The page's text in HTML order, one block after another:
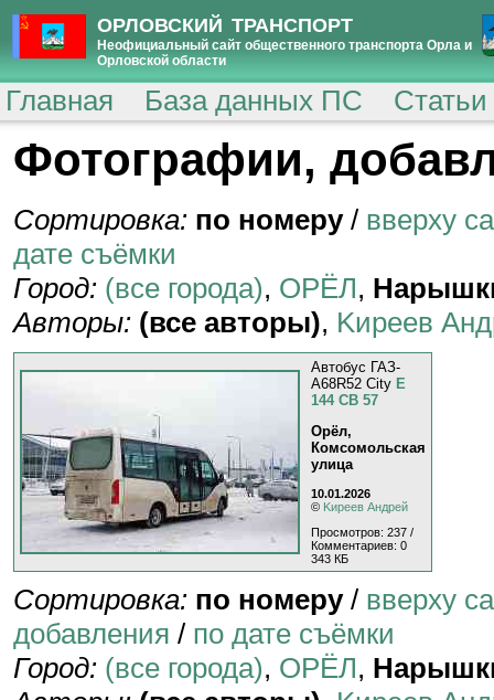
ОРЛОВСКИЙ ТРАНСПОРТ
Неофициальный сайт общественного транспорта Орла и
Орловской области
Главная База данных ПС
Фотографии,
Сортировка: по номеру/ вверху
дате съёмки
Город: (все города), ОРЁЛ,
Авторы: (все авторы), Kиpeeв
Автобус ГАЗ-
A68R52 City Е
144 СВ 57
Орёл,
Комсомольская
улица
10.01.2026
© Kиpeeв Aндpeй
Просмотров: 237 /
Комментариев: 0
343 КБ
Сортировка: по номеру/ вверху
добавления / по дате съёмки
Город: (все города), ОРЁЛ,